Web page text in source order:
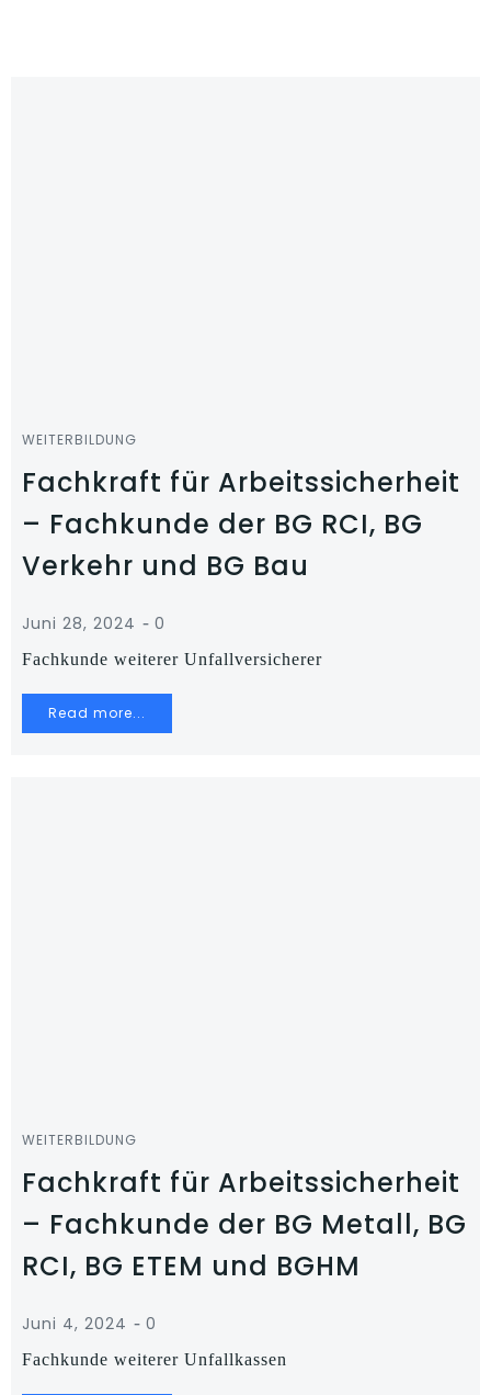
WEITERBILDUNG
Fachkraft für Arbeitssicherheit
– Fachkunde der BG RCI, BG
Verkehr und BG Bau
Juni 28, 2024 - 0
Fachkunde weiterer Unfallversicherer
Read more...
WEITERBILDUNG
Fachkraft für Arbeitssicherheit
– Fachkunde der BG Metall, BG
RCI, BG ETEM und BGHM
Juni 4, 2024 - 0
Fachkunde weiterer Unfallkassen